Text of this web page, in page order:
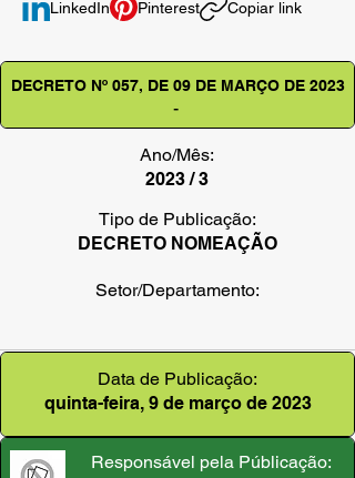
LinkedIn
Pinterest Copiar link
DECRETO Nº 057, DE 09 DE MARÇO DE 2023
-
Ano/Mês:
2023 / 3
Tipo de Publicação:
DECRETO NOMEAÇÃO
Setor/Departamento:
Data de Publicação:
quinta-feira, 9 de março de 2023
Responsável pela Públicação: